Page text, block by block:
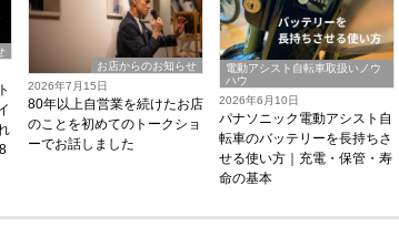
お店からのお知らせ
2026年7月15日
80年以上自営業を続けたお店
のことを初めてのトークショ
ーでお話しました
電動アシスト自転車取扱いノウ
ハウ
2026年6月10日
パナソニック電動アシスト自
転車のバッテリーを長持ちさ
せる使い方｜充電・保管・寿
命の基本